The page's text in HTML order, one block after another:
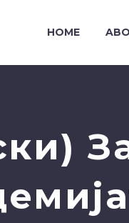
HOME